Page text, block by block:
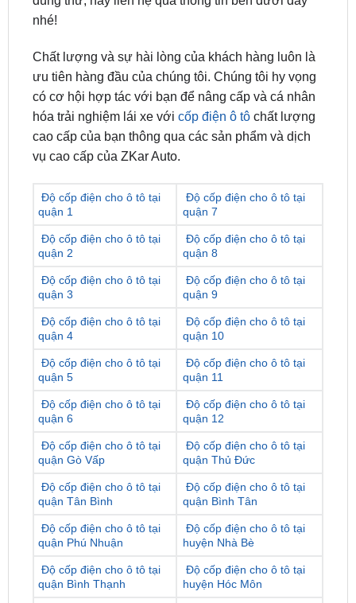
Chất lượng và sự hài lòng của khách hàng luôn là
có cơ hội hợp tác với bạn để nâng cấp và cá nhân
hóa trải nghiệm lái xe vớicốp điện ô tôchất lượng
cao cấp của bạn thông qua các sản phẩm và dịch
vụ cao cấp của ZKar Auto.
Độ cốp điện cho ô tô tại
Độ cốp điện cho ô tô tại
quận 2
Độ cốp điện cho ô tô tại
quận 8
Độ cốp điện cho ô tô tại
quận 3
Độ cốp điện cho ô tô tại
quận 9
Độ cốp điện cho ô tô tại
quận 4
Độ cốp điện cho ô tô tại
quận 10
Độ cốp điện cho ô tô tại
quận 5
Độ cốp điện cho ô tô tại
quận 11
Độ cốp điện cho ô tô tại
quận 6
Độ cốp điện cho ô tô tại
quận 12
Độ cốp điện cho ô tô tại
quận Gò Vấp
Độ cốp điện cho ô tô tại
quận Thủ Đức
Độ cốp điện cho ô tô tại
quận Tân Bình
Độ cốp điện cho ô tô tại
quận Bình Tân
Độ cốp điện cho ô tô tại
quận Phú Nhuận
Độ cốp điện cho ô tô tại
huyện Nhà Bè
Độ cốp điện cho ô tô tại
quận Bình Thạnh
Độ cốp điện cho ô tô tại
huyện Hóc Môn
Độ cốp điện cho ô tô tại
quận Tân Phú
Độ cốp điện cho ô tô tại
huyện Bình Chánh